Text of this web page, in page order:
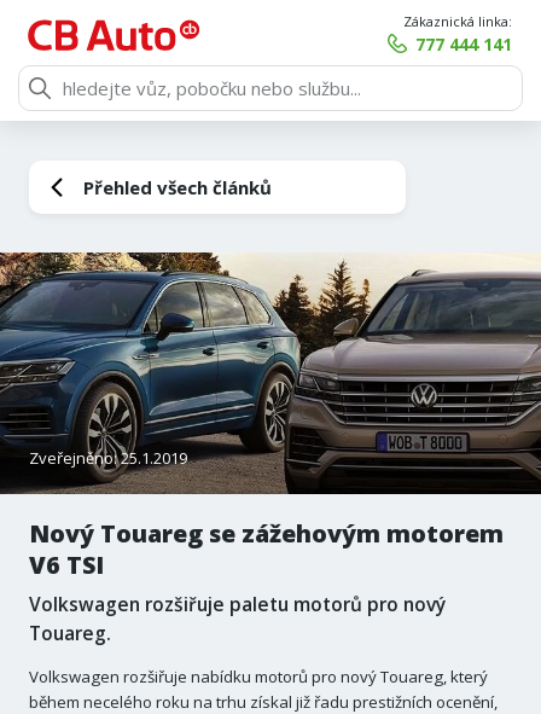
Zákaznická linka:
777 444 141
Přehled všech článků
Zveřejněno: 25.1.2019
Nový Touareg se zážehovým motorem
V6 TSI
Volkswagen rozšiřuje paletu motorů pro nový
Touareg.
Volkswagen rozšiřuje nabídku motorů pro nový Touareg, který
během necelého roku na trhu získal již řadu prestižních ocenění,